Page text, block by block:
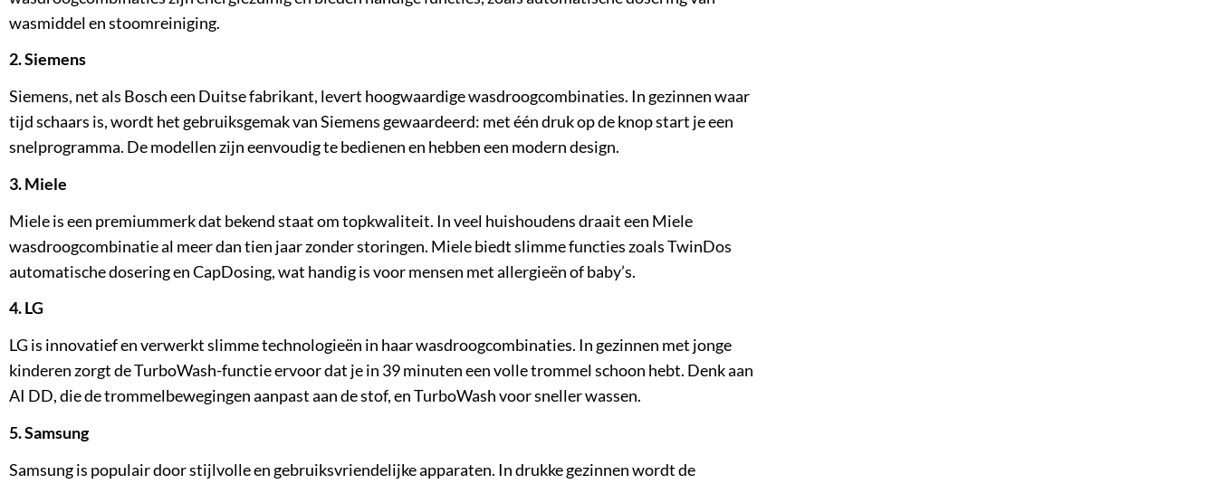
wasmiddel en stoomreiniging.
2. Siemens
Siemens, net als Bosch een Duitse fabrikant, levert hoogwaardige wasdroogcombinaties. In gezinnen waar
tijd schaars is, wordt het gebruiksgemak van Siemens gewaardeerd: met één druk op de knop start je een
snelprogramma. De modellen zijn eenvoudig te bedienen en hebben een modern design.
3. Miele
Miele is een premiummerk dat bekend staat om topkwaliteit. In veel huishoudens draait een Miele
wasdroogcombinatie al meer dan tien jaar zonder storingen. Miele biedt slimme functies zoals TwinDos
automatische dosering en CapDosing, wat handig is voor mensen met allergieën of baby’s.
4. LG
LG is innovatief en verwerkt slimme technologieën in haar wasdroogcombinaties. In gezinnen met jonge
kinderen zorgt de TurboWash-functie ervoor dat je in 39 minuten een volle trommel schoon hebt. Denk aan
AI DD, die de trommelbewegingen aanpast aan de stof, en TurboWash voor sneller wassen.
5. Samsung
Samsung is populair door stijlvolle en gebruiksvriendelijke apparaten. In drukke gezinnen wordt de